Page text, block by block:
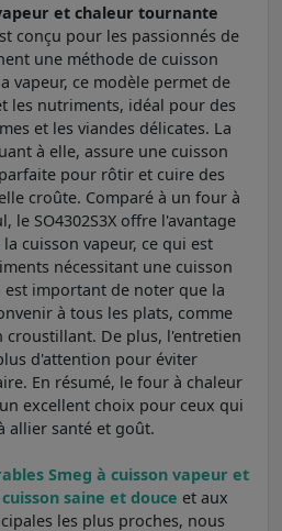
et chaleur tournante
conçu pour les passionnés de
une méthode de cuisson
vapeur, ce modèle permet de
les nutriments, idéal pour des
et les viandes délicates. La
à elle, assure une cuisson
pour rôtir et cuire des
croûte. Comparé à un four à
le SO4302S3X offre l'avantage
cuisson vapeur, ce qui est
nécessitant une cuisson
est important de noter que la
à tous les plats, comme
croustillant. De plus, l'entretien
d'attention pour éviter
En résumé, le four à chaleur
un excellent choix pour ceux qui
allier santé et goût.
Smeg à cuisson vapeur et
saine et douce et aux
les plus proches, nous